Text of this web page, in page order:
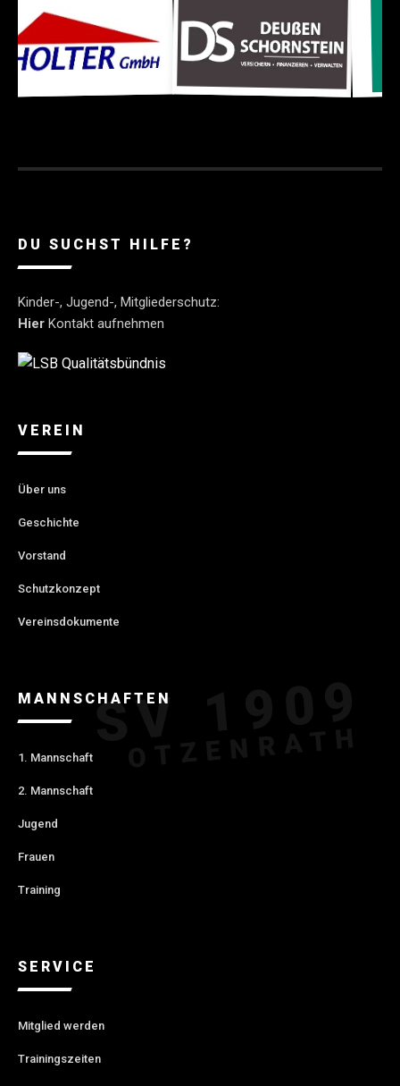
DU SUCHST HILFE?
Kinder-, Jugend-, Mitgliederschutz:
Hier Kontakt aufnehmen
VEREIN
Über uns
Geschichte
Vorstand
Schutzkonzept
Vereinsdokumente
MANNSCHAFTEN
1. Mannschaft
2. Mannschaft
Jugend
Frauen
Training
SERVICE
Mitglied werden
Trainingszeiten